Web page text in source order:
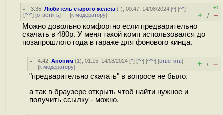
3.35 ,Любитель старого железа (-), 00:47, 14/08/2024 [^] [^^]
[^^^] [ответить] [к модератору]
+1
+ / –
Можно довольно комфортно если предварительно
скачать в 480p. У меня такой комп использовался до
позапрошлого года в гараже для фонового кинца.
4.42 ,Аноним (1), 01:15, 14/08/2024 [^] [^^] [^^^] [ответить]
[к модератору] + / –
"предварительно скачать" в вопросе не было.
а так в браузере открыть чтоб найти нужное и
получить ссылку - можно.